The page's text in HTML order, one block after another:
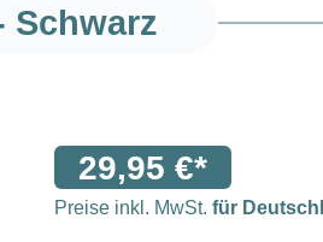
Schwarz
29,95 €*
Preise inkl. MwSt. für